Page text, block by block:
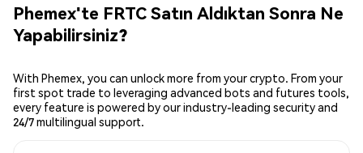
Phemex'te FRTC Satın Aldıktan Sonra Ne
Yapabilirsiniz?
With Phemex, you can unlock more from your crypto. From your
first spot trade to leveraging advanced bots and futures tools,
every feature is powered by our industry-leading security and
24/7 multilingual support.